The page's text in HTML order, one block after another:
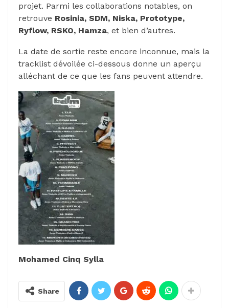
projet. Parmi les collaborations notables, on
retrouve Rosinia, SDM, Niska, Prototype,
Ryflow, RSKO, Hamza, et bien d’autres.
La date de sortie reste encore inconnue, mais la
tracklist dévoilée ci-dessous donne un aperçu
alléchant de ce que les fans peuvent attendre.
Mohamed Cinq Sylla
Share